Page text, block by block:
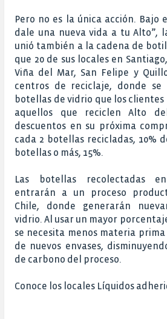
Pero no es la única acción. Bajo
dale una nueva vida a tu Alto”,
unió también a la cadena de
que 20 de sus locales en
Viña del Mar, San Felipe y
centros de reciclaje, donde se
botellas de vidrio que los clientes
aquellos que reciclen Alto
descuentos en su próxima
cada 2 botellas recicladas, 10%
botellas o más, 15%.
Las botellas recolectadas
entrarán a un proceso
Chile, donde generarán
vidrio. Al usar un mayor
se necesita menos materia
de nuevos envases,
de carbono del proceso.
Conoce los locales Líquidos